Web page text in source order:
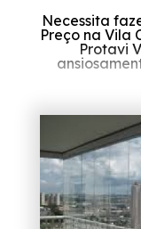
Necessita
Preço na Vila
Protavi
A sua
Sacadas
Protavi
necessita no
por
banheiros,
Visamos
levando